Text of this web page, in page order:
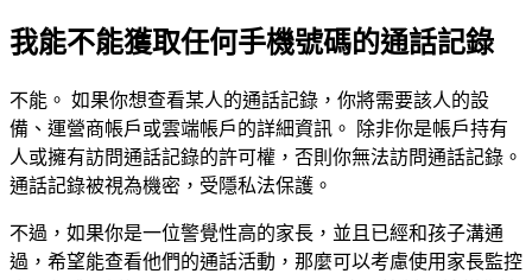
我能不能獲取任何手機號碼的通話記錄
不能。 如果你想查看某人的通話記錄，你將需要該人的設
備、運營商帳戶或雲端帳戶的詳細資訊。 除非你是帳戶持有
人或擁有訪問通話記錄的許可權，否則你無法訪問通話記錄。
通話記錄被視為機密，受隱私法保護。
不過，如果你是一位警覺性高的家長，並且已經和孩子溝通
過，希望能查看他們的通話活動，那麼可以考慮使用家長監控